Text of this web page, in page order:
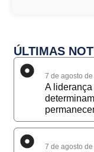
ÚLTIMAS
7 de agosto
A
7 de agosto